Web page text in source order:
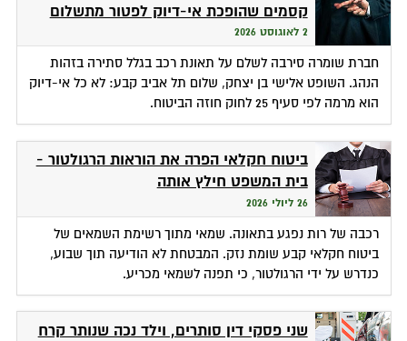
קסמים שהופכת אי-דיוק לפטור מתשלום
2 לאוגוסט 2026
חברת שומרה סירבה לשלם על תאונת רכב בגלל סתירה בזהות
הנהג. השופט אלישי בן יצחק, שלום תל אביב קבע: לא כל אי-דיוק
הוא מרמה לפי סעיף 25 לחוק חוזה הביטוח.
ביטוח חקלאי הפרה את הוראות הרגולטור -
בית המשפט חילץ אותה
26 ליולי 2026
רכבה של רות נפגע בתאונה. שמאי מתוך רשימת השמאים של
ביטוח חקלאי קבע שומת נזק. המבטחת לא הודיעה תוך שבוע,
כנדרש על ידי הרגולטור, כי תפנה לשמאי מכריע.
שני פסקי דין סותרים, וילד נכה שנותר קרח